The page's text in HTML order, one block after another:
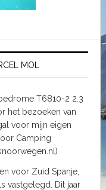
MOL
T6810-2 2.3
het bezoeken van
voor mijn eigen
Camping
voor Zuid Spanje,
vastgelegd. Dit jaar